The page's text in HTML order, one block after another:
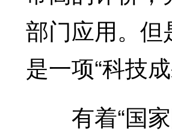
部门应用。
是一项“科技
有着“国家